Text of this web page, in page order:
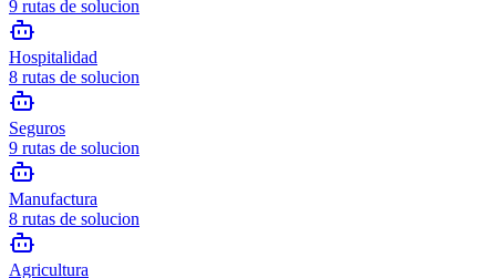
9 rutas de solucion
Hospitalidad
8 rutas de solucion
Seguros
9 rutas de solucion
Manufactura
8 rutas de solucion
Agricultura